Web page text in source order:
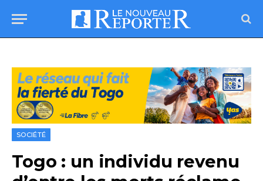
SOCIÉTÉ
Togo : un individu revenu